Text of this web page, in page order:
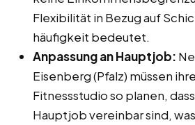
Flexibilität in Bezug auf
häufigkeit bedeutet.
Anpassung an Hauptjob:
Eisenberg (Pfalz) müssen
Fitnessstudio so planen,
Hauptjob vereinbar sind,